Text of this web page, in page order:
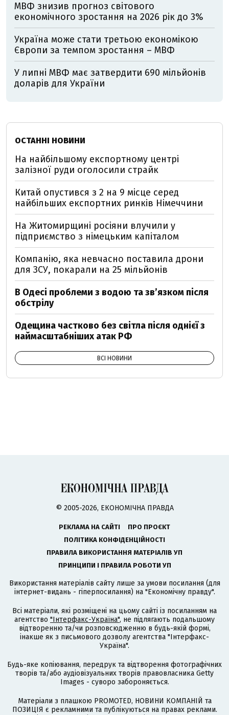
МВФ знизив прогноз світового
економічного зростання на 2026 рік до 3%
Україна може стати третьою економікою
Європи за темпом зростання – МВФ
У липні МВФ має затвердити 690 мільйонів
доларів для України
ОСТАННІ НОВИНИ
На найбільшому експортному центрі
залізної руди оголосили страйк
Китай опустився з 2 на 9 місце серед
найбільших експортних ринків Німеччини
На Житомирщині росіяни влучили у
підприємство з німецьким капіталом
Компанію, яка невчасно поставила дрони
для ЗСУ, покарали на 25 мільйонів
В Одесі проблеми з водою та звʼязком після
обстрілу
Одещина частково без світла після однієї з
наймасштабніших атак РФ
ВСІ НОВИНИ
© 2005-2026, ЕКОНОМІЧНА ПРАВДА
РЕКЛАМА НА САЙТІ
ПРО ПРОЄКТ
ПОЛІТИКА КОНФІДЕНЦІЙНОСТІ
ПРАВИЛА ВИКОРИСТАННЯ МАТЕРІАЛІВ УП
ПРИНЦИПИ І ПРАВИЛА РОБОТИ УП
Використання матеріалів сайту лише за умови посилання (для
інтернет-видань - гіперпосилання) на "Економічну правду".
Всі матеріали, які розміщені на цьому сайті із посиланням на
агентство "Інтерфакс-Україна", не підлягають подальшому
відтворенню та/чи розповсюдженню в будь-якій формі,
інакше як з письмового дозволу агентства "Інтерфакс-
Україна".
Будь-яке копіювання, передрук та відтворення фотографічних
творів та/або аудіовізуальних творів правовласника Getty
Images - суворо забороняється.
Матеріали з плашкою PROMOTED, НОВИНИ КОМПАНІЙ та
ПОЗИЦІЯ є рекламними та публікуються на правах реклами.